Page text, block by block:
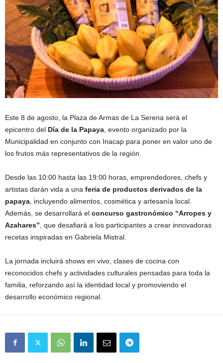
Este 8 de agosto, la Plaza de Armas de La Serena será el
epicentro del Día de la Papaya, evento organizado por la
Municipalidad en conjunto con Inacap para poner en valor uno de
los frutos más representativos de la región.
Desde las 10:00 hasta las 19:00 horas, emprendedores, chefs y
artistas darán vida a una feria de productos derivados de la
papaya, incluyendo alimentos, cosmética y artesanía local.
Además, se desarrollará el concurso gastronómico “Arropes y
Azahares”, que desafiará a los participantes a crear innovadoras
recetas inspiradas en Gabriela Mistral.
La jornada incluirá shows en vivo, clases de cocina con
reconocidos chefs y actividades culturales pensadas para toda la
familia, reforzando así la identidad local y promoviendo el
desarrollo económico regional.